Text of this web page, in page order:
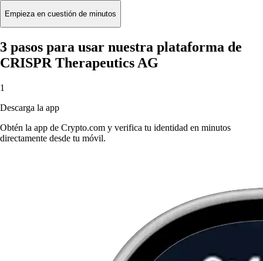
Empieza en cuestión de minutos
3 pasos para usar nuestra plataforma de
CRISPR Therapeutics AG
1
Descarga la app
Obtén la app de Crypto.com y verifica tu identidad en minutos
directamente desde tu móvil.